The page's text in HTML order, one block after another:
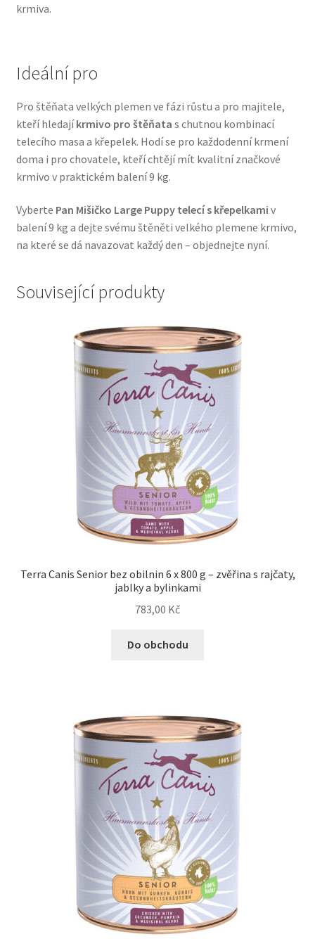
Veterinární dieta pro psy
Wolf of Wilderness
krmiva.
Ideální pro
Pro štěňata velkých plemen ve fázi růstu a pro majitele,
kteří hledajíkrmivo pro štěňata s chutnou kombinací
telecího masa a křepelek. Hodí se pro každodenní krmení
doma i pro chovatele, kteří chtějí mít kvalitní značkové
krmivo v praktickém balení 9 kg.
Vyberte Pan Mišičko Large Puppy telecí s křepelkami v
balení 9 kg a dejte svému štěněti velkého plemene krmivo,
na které se dá navazovat každý den – objednejte nyní.
Související produkty
Terra Canis Senior bez obilnin 6 x 800 g – zvěřina s rajčaty,
jablky a bylinkami
783,00 Kč
Do obchodu